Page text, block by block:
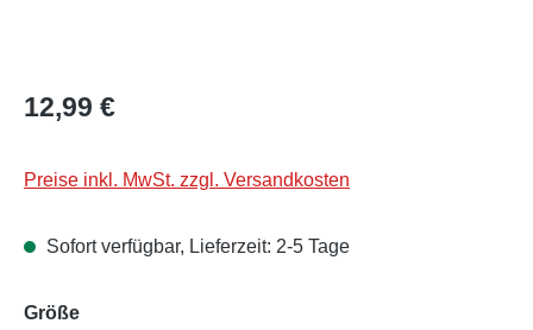
Regulärer Preis:
12,99 €
Preise inkl. MwSt. zzgl. Versandkosten
Sofort verfügbar, Lieferzeit: 2-5 Tage
Größeauswählen